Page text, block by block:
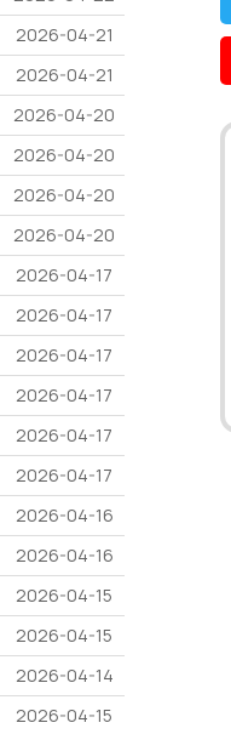
2026-04-21
2026-04-21
2026-04-20
2026-04-20
2026-04-20
2026-04-20
2026-04-17
2026-04-17
2026-04-17
2026-04-17
2026-04-17
2026-04-17
2026-04-16
2026-04-16
2026-04-15
2026-04-15
2026-04-14
2026-04-15